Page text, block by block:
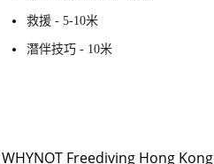
救援 - 5-10米
潛伴技巧 - 10米
WHYNOT Freediving Hong Kong